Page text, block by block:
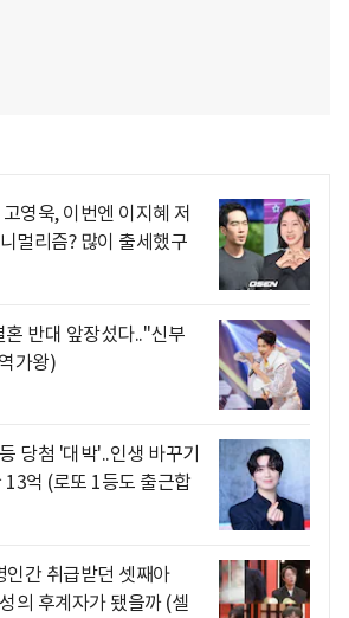
영욱, 이번엔 이지혜 저
멀리즘? 많이 출세했구
혼 반대 앞장섰다.."신부
가왕)
당첨 '대박'..인생 바꾸기
13억 (로또 1등도 출근합
인간 취급받던 셋째아
의 후계자가 됐을까 (셀